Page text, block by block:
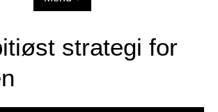
strategi for